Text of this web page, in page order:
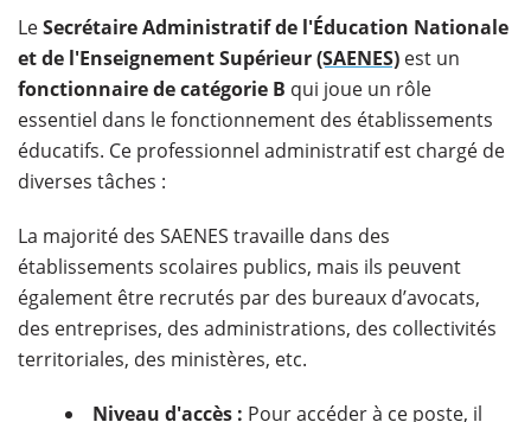
LeSecrétaire Administratif de l'Éducation Nationale
et de l'Enseignement Supérieur(SAENES) est un
fonctionnaire de catégorie B qui joue un rôle
essentiel dans le fonctionnement des établissements
éducatifs. Ce professionnel administratif est chargé de
diverses tâches :
La majorité des SAENES travaille dans des
établissements scolaires publics, mais ils peuvent
également être recrutés par des bureaux d’avocats,
des entreprises, des administrations, des collectivités
territoriales, des ministères, etc.
Niveau d'accès : Pour accéder à ce poste, il